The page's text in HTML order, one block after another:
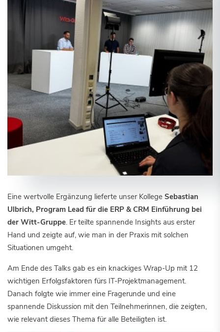
Eine wertvolle Ergänzung lieferte unser Kollege Sebastian
Ulbrich, Program Lead für die ERP & CRM Einführung bei
der Witt-Gruppe. Er teilte spannende Insights aus erster
Hand und zeigte auf, wie man in der Praxis mit solchen
Situationen umgeht.
Am Ende des Talks gab es ein knackiges Wrap-Up mit 12
wichtigen Erfolgsfaktoren fürs IT-Projektmanagement.
Danach folgte wie immer eine Fragerunde und eine
spannende Diskussion mit den Teilnehmerinnen, die zeigten,
wie relevant dieses Thema für alle Beteiligten ist.